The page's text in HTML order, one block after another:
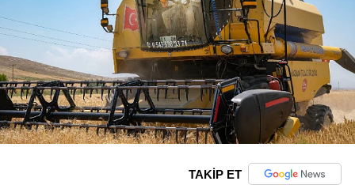
TAKİP ET